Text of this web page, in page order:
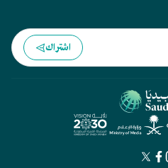
اشتراك